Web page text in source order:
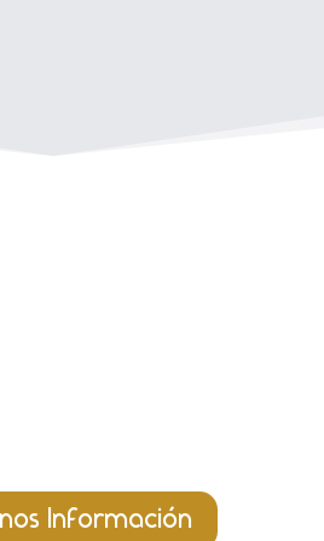
Información